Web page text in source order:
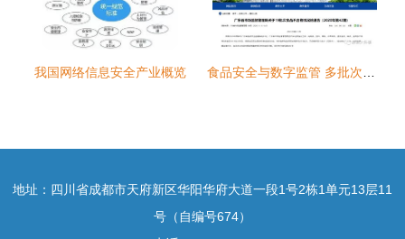
我国网络信息安全产业概览
地址：四川省成都市天府新区华阳华府大道一段1号2栋1单元13层11
号（自编号674）